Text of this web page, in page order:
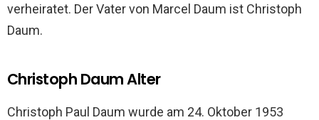
verheiratet. Der Vater von Marcel Daum ist Christoph
Daum.
Christoph Daum Alter
Christoph Paul Daum wurde am 24. Oktober 1953